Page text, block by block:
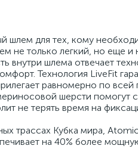
шлем для тех, кому
не только легкий, но еще
внутри шлема отвечает
Технология LiveFit
равномерно по
шерсти помогут
не терять время на
трассах Кубка мира,
на 40% более